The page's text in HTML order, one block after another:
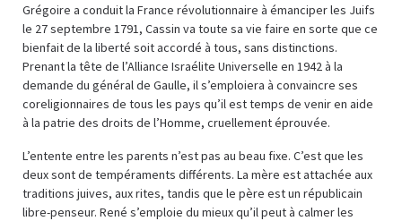
Grégoire a conduit la France révolutionnaire à émanciper les Juifs
le 27 septembre 1791, Cassin va toute sa vie faire en sorte que ce
bienfait de la liberté soit accordé à tous, sans distinctions.
Prenant la tête de l’Alliance Israélite Universelle en 1942 à la
demande du général de Gaulle, il s’emploiera à convaincre ses
coreligionnaires de tous les pays qu’il est temps de venir en aide
à la patrie des droits de l’Homme, cruellement éprouvée.
L’entente entre les parents n’est pas au beau fixe. C’est que les
deux sont de tempéraments différents. La mère est attachée aux
traditions juives, aux rites, tandis que le père est un républicain
libre-penseur. René s’emploie du mieux qu’il peut à calmer les